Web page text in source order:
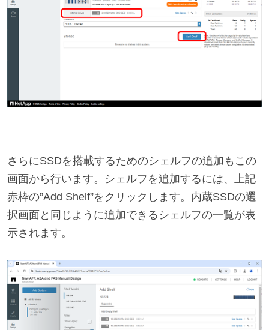
さらにSSDを搭載するためのシェルフの追加もこの
画面から行います。シェルフを追加するには、上記
赤枠の”Add Shelf”をクリックします。内蔵SSDの選
択画面と同じように追加できるシェルフの一覧が表
示されます。